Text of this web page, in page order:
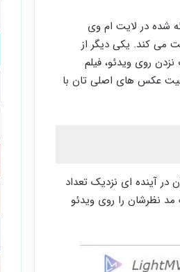
شده در لایت ام وی
می کند. یکی دیگر از
روی ویدئو، فیلم
عکس های اصلی تان با
آینده ای نزدیک تعداد
مد نظرشان را روی ویدئو